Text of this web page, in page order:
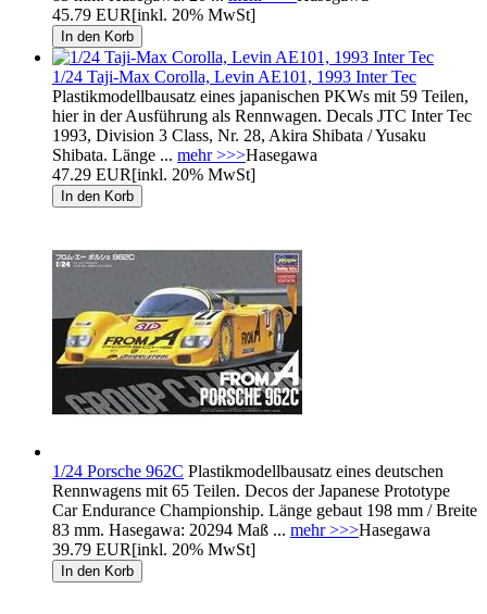
45.79 EUR[inkl. 20% MwSt]
1/24 Taji-Max Corolla, Levin AE101, 1993 Inter Tec
Plastikmodellbausatz eines japanischen PKWs mit 59 Teilen,
hier in der Ausführung als Rennwagen. Decals JTC Inter Tec
1993, Division 3 Class, Nr. 28, Akira Shibata / Yusaku
Shibata. Länge ... mehr >>>Hasegawa
47.29 EUR[inkl. 20% MwSt]
1/24 Porsche 962C Plastikmodellbausatz eines deutschen
Rennwagens mit 65 Teilen. Decos der Japanese Prototype
Car Endurance Championship. Länge gebaut 198 mm / Breite
83 mm. Hasegawa: 20294 Maß ... mehr >>>Hasegawa
39.79 EUR[inkl. 20% MwSt]